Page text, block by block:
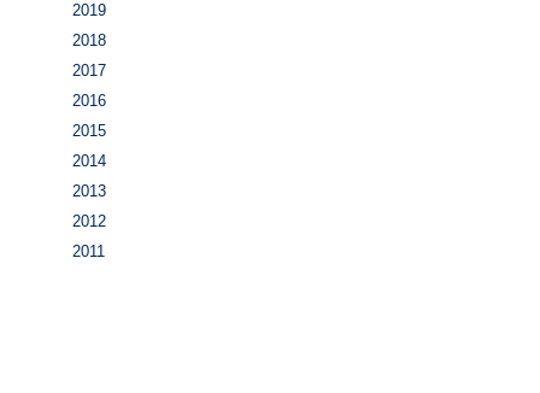
2019
2018
2017
2016
2015
2014
2013
2012
2011